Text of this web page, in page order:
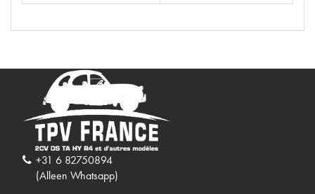
+31 6 82750894
(Alleen Whatsapp)